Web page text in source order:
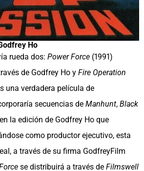
Ho
rueda dos: Power Force (1991)
de Godfrey Ho y Fire Operation
una verdadera película de
secuencias de Manhunt, Black
en la edición de Godfrey Ho que
como productor ejecutivo, esta
a través de su firma GodfreyFilm
se distribuirá a través de Filmswell